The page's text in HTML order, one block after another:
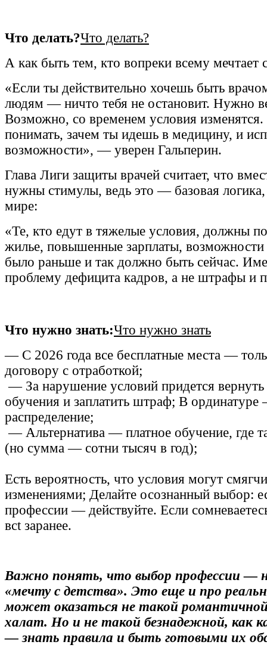
Что делать?Что делать?
А как быть тем, кто вопреки всему мечтает
«Если ты действительно хочешь быть
людям — ничто тебя не остановит. Нужно
Возможно, со временем условия
понимать, зачем ты идешь в медицину, и
возможности», — уверен Гальперин.
Глава Лиги защиты врачей считает, что
нужны стимулы, ведь это — базовая
мире:
«Те, кто едут в тяжелые условия, должны
жилье, повышенные зарплаты, возможности
было раньше и так должно быть сейчас.
проблему дефицита кадров, а не штрафы и
Что нужно знать:Что нужно знать
— С 2026 года все бесплатные места —
договору с отработкой;
— За нарушение условий придется вернуть
обучения и заплатить штраф; В ординатуре
распределение;
— Альтернатива — платное обучение, где
(но сумма — сотни тысяч в год);
Есть вероятность, что условия могут
изменениями; Делайте осознанный выбор:
профессии — действуйте. Если
всt заранее.
Важно понять, что выбор профессии —
«мечту с детства». Это еще и про
может оказаться не такой
халат. Но и не такой безнадежной, как
— знать правила и быть готовыми их